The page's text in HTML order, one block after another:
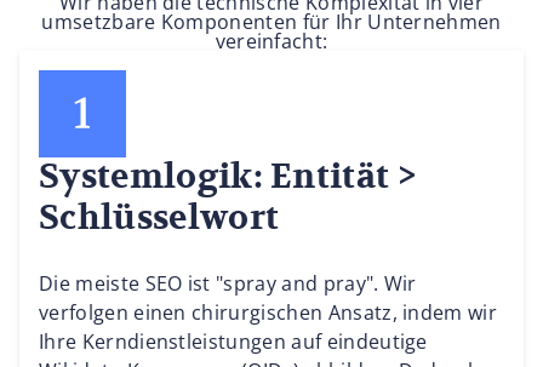
umsetzbare Komponenten für Ihr Unternehmen
vereinfacht:
Systemlogik: Entität >
Schlüsselwort
Die meiste SEO ist "spray and pray". Wir
verfolgen einen chirurgischen Ansatz, indem wir
Ihre Kerndienstleistungen auf eindeutige